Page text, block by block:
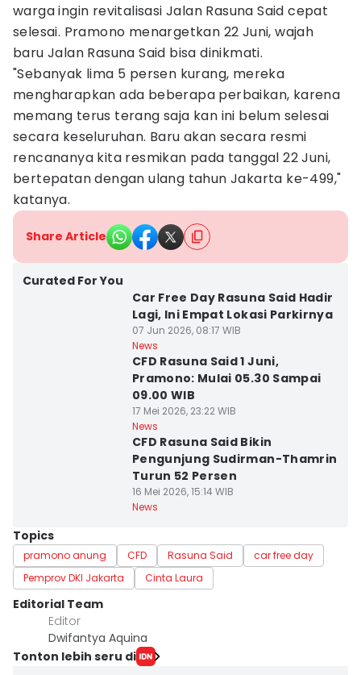
warga ingin revitalisasi Jalan Rasuna Said cepat
selesai. Pramono menargetkan 22 Juni, wajah
baru Jalan Rasuna Said bisa dinikmati.
"Sebanyak lima 5 persen kurang, mereka
mengharapkan ada beberapa perbaikan, karena
memang terus terang saja kan ini belum selesai
secara keseluruhan. Baru akan secara resmi
rencananya kita resmikan pada tanggal 22 Juni,
bertepatan dengan ulang tahun Jakarta ke-499,"
katanya.
Share Article
Curated For You
Car Free Day Rasuna Said Hadir
Lagi, Ini Empat Lokasi Parkirnya
07 Jun 2026, 08:17 WIB
News
CFD Rasuna Said 1 Juni,
Pramono: Mulai 05.30 Sampai
09.00 WIB
17 Mei 2026, 23:22 WIB
News
CFD Rasuna Said Bikin
Pengunjung Sudirman-Thamrin
Turun 52 Persen
16 Mei 2026, 15:14 WIB
News
Topics
pramono anung CFD Rasuna Said
car free day
Pemprov DKI Jakarta
Cinta Laura
Editorial Team
Editor
Dwifantya Aquina
Tonton lebih seru di